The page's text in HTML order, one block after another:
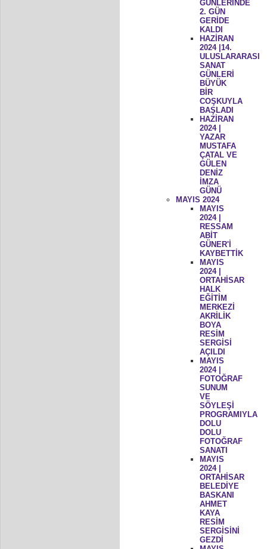
GÜNLERİNDE
2. GÜN
GERİDE
KALDI
HAZİRAN
2024 |14.
ULUSLARARASI
SANAT
GÜNLERİ
BÜYÜK
BİR
COŞKUYLA
BAŞLADI
HAZİRAN
2024 |
YAZAR
MUSTAFA
ÇATAL VE
GÜLEN
DENİZ
İMZA
GÜNÜ
MAYIS 2024
MAYIS
2024 |
RESSAM
ABİT
GÜNER'İ
KAYBETTİK
MAYIS
2024 |
ORTAHİSAR
HALK
EĞİTİM
MERKEZİ
AKRİLİK
BOYA
RESİM
SERGİSİ
AÇILDI
MAYIS
2024 |
FOTOĞRAF
SUNUM
VE
SÖYLEŞİ
PROGRAMIYLA
DOLU
DOLU
FOTOĞRAF
SANATI
MAYIS
2024 |
ORTAHİSAR
BELEDİYE
BASKANI
AHMET
KAYA
RESİM
SERGİSİNİ
GEZDİ